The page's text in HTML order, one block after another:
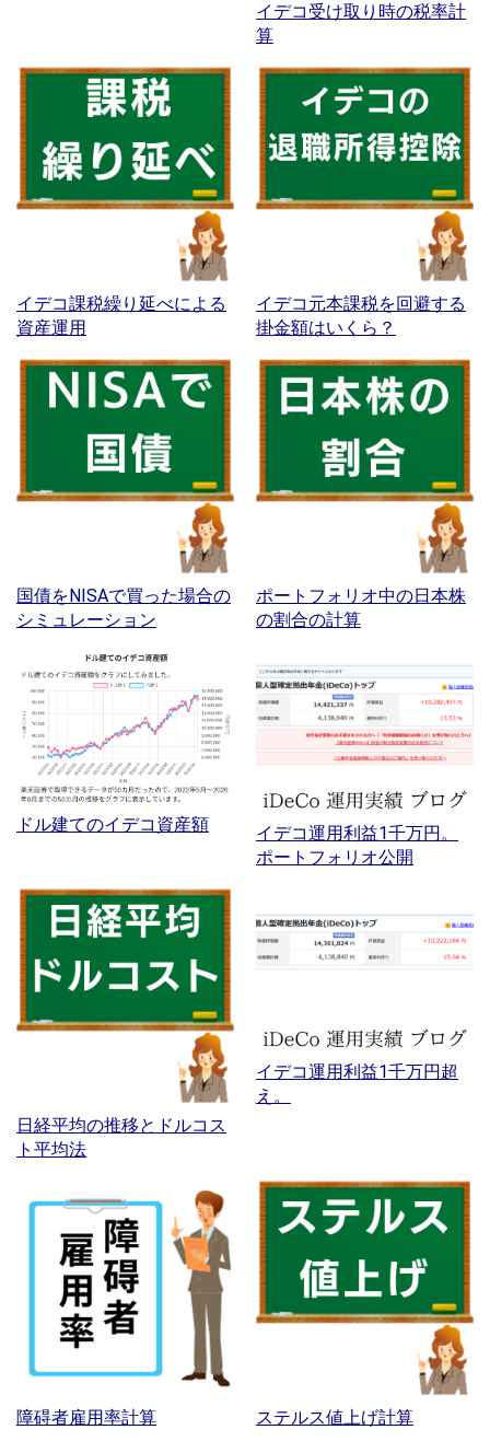
イデコ受け取り時の税率計
算
イデコ課税繰り延べによる
資産運用
イデコ元本課税を回避する
掛金額はいくら？
国債をNISAで買った場合の
シミュレーション
ポートフォリオ中の日本株
の割合の計算
ドル建てのイデコ資産額
イデコ運用利益1千万円。
ポートフォリオ公開
日経平均の推移とドルコス
ト平均法
イデコ運用利益1千万円超
え。
障碍者雇用率計算 ステルス値上げ計算